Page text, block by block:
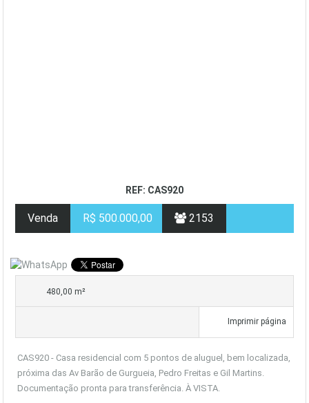
REF: CAS920
Venda R$ 500.000,00 2153
480,00 m²
Imprimir página
CAS920 - Casa residencial com 5 pontos de aluguel, bem localizada,
próxima das Av Barão de Gurgueia, Pedro Freitas e Gil Martins.
Documentação pronta para transferência. À VISTA.